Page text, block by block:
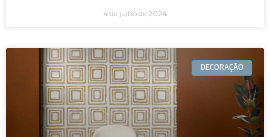
4 de julho de 2024
DECORAÇÃO